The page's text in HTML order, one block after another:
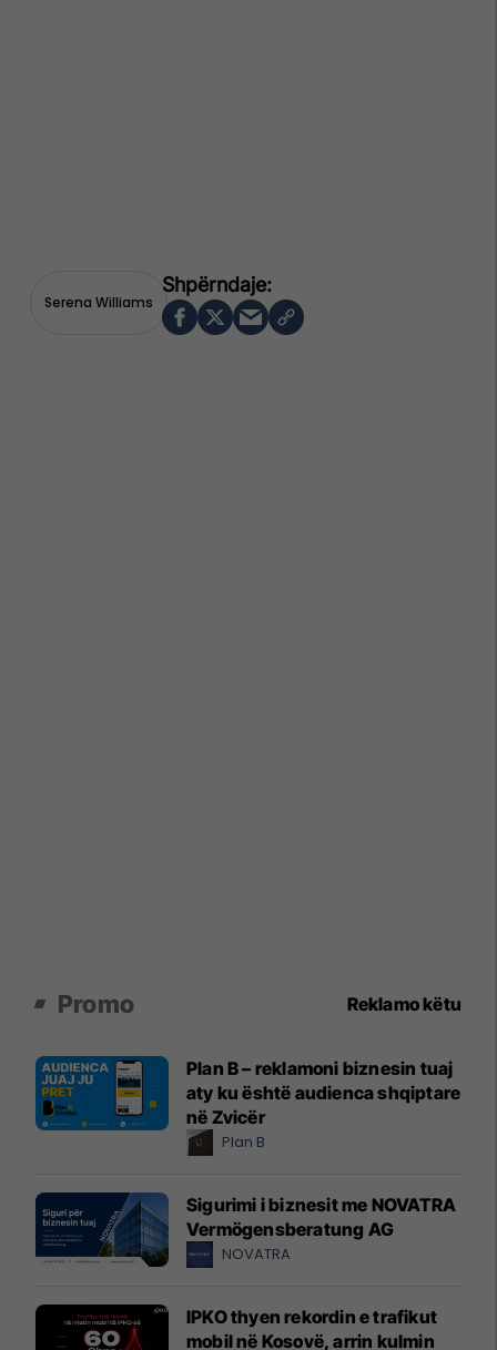
Serena Williams
Promo Reklamo këtu
Plan B – reklamoni biznesin tuaj
aty ku është audienca shqiptare
në Zvicër
Plan B
Sigurimi i biznesit me NOVATRA
Vermögensberatung AG
NOVATRA
IPKO thyen rekordin e trafikut
mobil në Kosovë, arrin kulmin